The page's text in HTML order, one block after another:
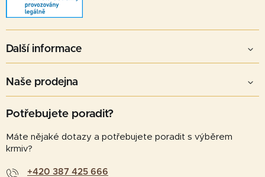
Další informace
Naše prodejna
Potřebujete poradit?
Máte nějaké dotazy a potřebujete poradit s výběrem
krmiv?
+420 387 425 666